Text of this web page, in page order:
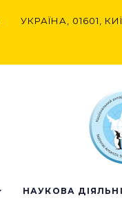
УКРАЇНА, 01601,
НАУКОВА